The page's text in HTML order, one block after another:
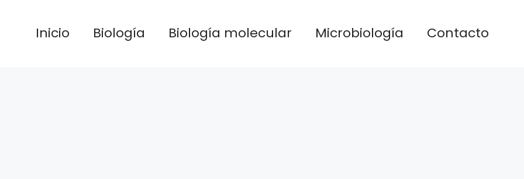
Inicio Biología Biología molecular Microbiología Contacto